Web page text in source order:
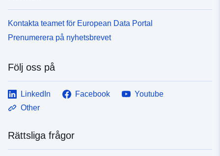
Typ:
Resurs:
http://inspire.ec.europa.eu/
codelist/ResourceType/services
Kontakta teamet för European Data Portal
Prenumerera på nyhetsbrevet
Följ oss på
LinkedIn Facebook
Youtube
Other
Rättsliga frågor